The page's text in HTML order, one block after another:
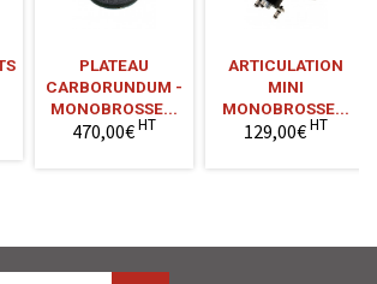
PLATEAU
CARBORUNDUM -
MONOBROSSE...
470,00€HT
ARTICULATION
MINI
MONOBROSSE...
129,00€HT